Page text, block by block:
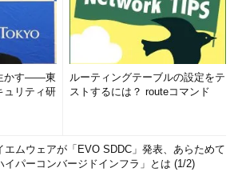
かす――東
ュリティ研
ルーティングテーブルの設定をテ
ストするには？ routeコマンド
エムウェアが「EVO SDDC」発表、あらためて
イパーコンバージドインフラ」とは (1/2)